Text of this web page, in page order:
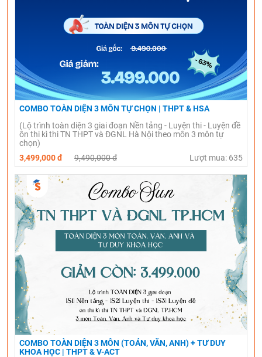
COMBO TOÀN DIỆN 3 MÔN TỰ CHỌN | THPT & HSA
(Lộ trình toàn diện 3 giai đoạn Nền tảng - Luyện thi - Luyện đề
ôn thi kì thi TN THPT và ĐGNL Hà Nội theo môn 3 môn tự
chọn)
3,499,000 đ
9,490,000 đ Lượt mua: 635
COMBO TOÀN DIỆN 3 MÔN (TOÁN, VĂN, ANH) + TƯ DUY
KHOA HỌC | THPT & V-ACT